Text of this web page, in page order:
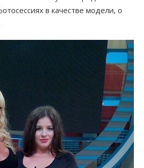
в качестве модели, о